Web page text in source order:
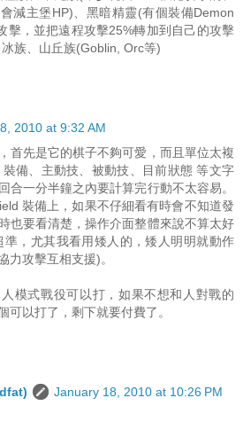
減主堡HP)、黑暗精靈(有個裝備Demon
擊，並把遠程攻擊25%轉加到自己的攻擊
族、山丘族(Goblin, Orc等)
2010 at 9:32 AM
首先是它的棋子不夠可愛，而且單位太複
備、主動技、被動技、目前狀態 等文字
合一分半鐘之內要計算完行動不太容易。
裝備上，如果不仔細看有時會不知道發
也要看清楚，操作介面整體來說不算太好
準，尤其我看用矮人的，矮人明明就動作
力攻擊互相支援)。
模式戰役可以打，如果不想和人對戰的
可以打了，剩下就要付費了。
January 18, 2010 at 10:26 PM